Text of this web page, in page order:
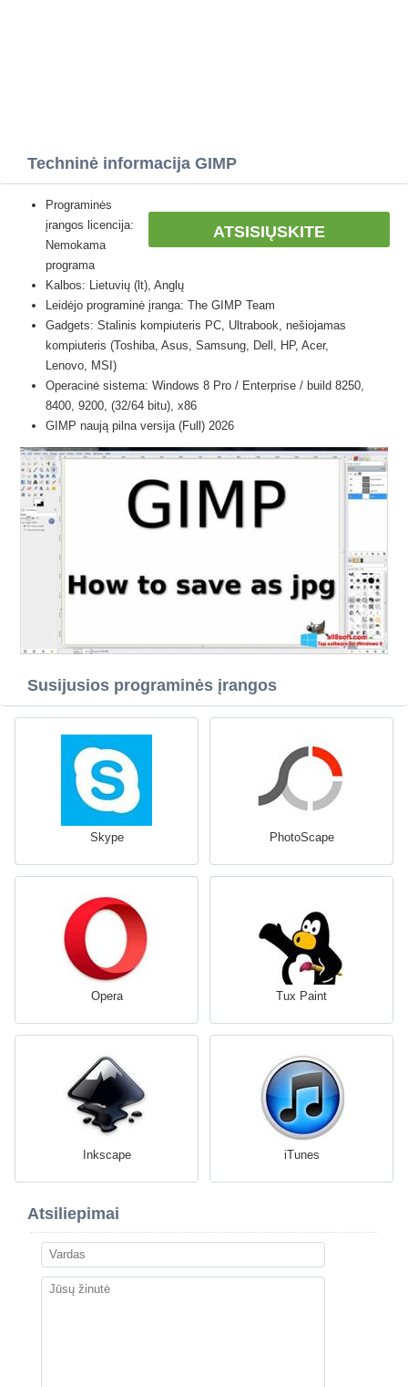
Techninė informacija GIMP
ATSISIŲSKITE
Programinės
įrangos licencija:
Nemokama
programa
Kalbos: Lietuvių (lt), Anglų
Leidėjo programinė įranga: The GIMP Team
Gadgets: Stalinis kompiuteris PC, Ultrabook, nešiojamas
kompiuteris (Toshiba, Asus, Samsung, Dell, HP, Acer,
Lenovo, MSI)
Operacinė sistema: Windows 8 Pro / Enterprise / build 8250,
8400, 9200, (32/64 bitu), x86
GIMP naują pilna versija (Full) 2026
Susijusios programinės įrangos
Skype PhotoScape
Opera Tux Paint
Inkscape iTunes
Atsiliepimai